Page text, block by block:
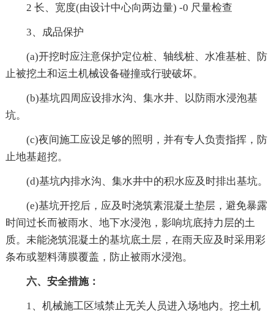
2 长、宽度(由设计中心向两边量) -0 尺量检查
3、成品保护
(a)开挖时应注意保护定位桩、轴线桩、水准基桩、防
止被挖土和运土机械设备碰撞或行驶破坏。
(b)基坑四周应设排水沟、集水井、以防雨水浸泡基
坑。
(c)夜间施工应设足够的照明，并有专人负责指挥，防
止地基超挖。
(d)基坑内排水沟、集水井中的积水应及时排出基坑。
(e)基坑开挖后，应及时浇筑素混凝土垫层，避免暴露
时间过长而被雨水、地下水浸泡，影响坑底持力层的土
质。未能浇筑混凝土的基坑底土层，在雨天应及时采用彩
条布或塑料薄膜覆盖，防止被雨水浸泡。
六、安全措施：
1、机械施工区域禁止无关人员进入场地内。挖土机